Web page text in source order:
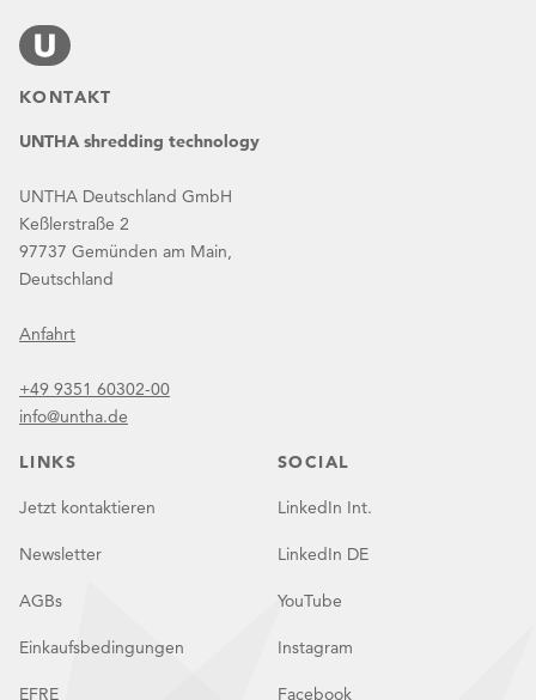
KONTAKT
UNTHA shredding technology
UNTHA Deutschland GmbH
Keßlerstraße 2
97737 Gemünden am Main,
Deutschland
Anfahrt
+49 9351 60302-00
info@untha.de
LINKS
Jetzt kontaktieren
Newsletter
AGBs
Einkaufsbedingungen
EFRE
SOCIAL
LinkedIn Int.
LinkedIn DE
YouTube
Instagram
Facebook